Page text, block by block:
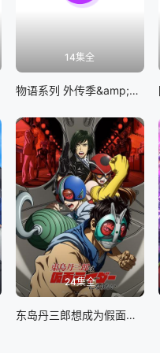
14集全
物语系列 外传季&amp;怪物季
24集全
东岛丹三郎想成为假面骑士